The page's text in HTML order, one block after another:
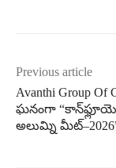
Previous article
Avanthi Group Of
ఘనంగా
అలుమ్ని